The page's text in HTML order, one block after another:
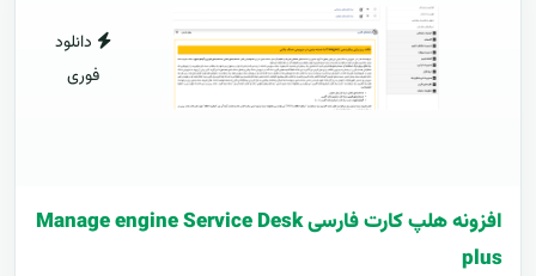
دانلود
فوری
افزونه هلپ کارت فارسی Manage engine Service Desk
plus